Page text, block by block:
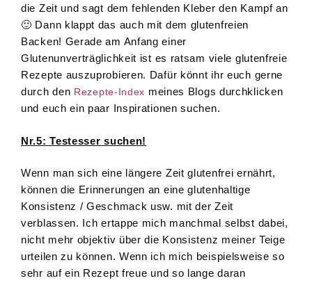
die Zeit und sagt dem fehlenden Kleber den Kampf an
🙂 Dann klappt das auch mit dem glutenfreien
Backen! Gerade am Anfang einer
Glutenunverträglichkeit ist es ratsam viele glutenfreie
Rezepte auszuprobieren. Dafür könnt ihr euch gerne
durch den Rezepte-Index meines Blogs durchklicken
und euch ein paar Inspirationen suchen.
Nr.5: Testesser suchen!
Wenn man sich eine längere Zeit glutenfrei ernährt,
können die Erinnerungen an eine glutenhaltige
Konsistenz / Geschmack usw. mit der Zeit
verblassen. Ich ertappe mich manchmal selbst dabei,
nicht mehr objektiv über die Konsistenz meiner Teige
urteilen zu können. Wenn ich mich beispielsweise so
sehr auf ein Rezept freue und so lange daran